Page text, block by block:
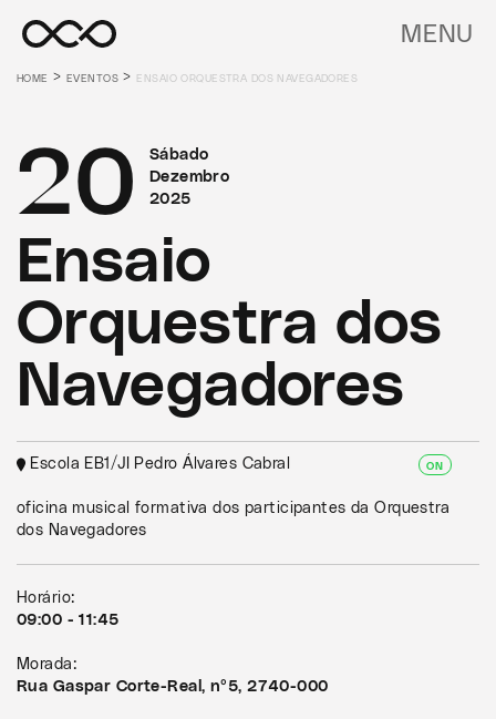
MENU
HOME >EVENTOS > ENSAIO ORQUESTRA DOS NAVEGADORES
Sábado
Dezembro
2025
20
Ensaio
Orquestra dos
Navegadores
Escola EB1/JI Pedro Álvares Cabral ON
oficina musical formativa dos participantes da Orquestra
dos Navegadores
Horário:
09:00 - 11:45
Morada:
Rua Gaspar Corte-Real, nº5, 2740-000